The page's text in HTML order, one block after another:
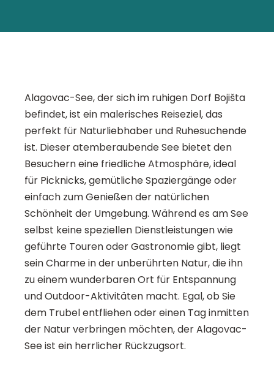
Alagovac-See, der sich im ruhigen Dorf Bojišta
befindet, ist ein malerisches Reiseziel, das
perfekt für Naturliebhaber und Ruhesuchende
ist. Dieser atemberaubende See bietet den
Besuchern eine friedliche Atmosphäre, ideal
für Picknicks, gemütliche Spaziergänge oder
einfach zum Genießen der natürlichen
Schönheit der Umgebung. Während es am See
selbst keine speziellen Dienstleistungen wie
geführte Touren oder Gastronomie gibt, liegt
sein Charme in der unberührten Natur, die ihn
zu einem wunderbaren Ort für Entspannung
und Outdoor-Aktivitäten macht. Egal, ob Sie
dem Trubel entfliehen oder einen Tag inmitten
der Natur verbringen möchten, der Alagovac-
See ist ein herrlicher Rückzugsort.